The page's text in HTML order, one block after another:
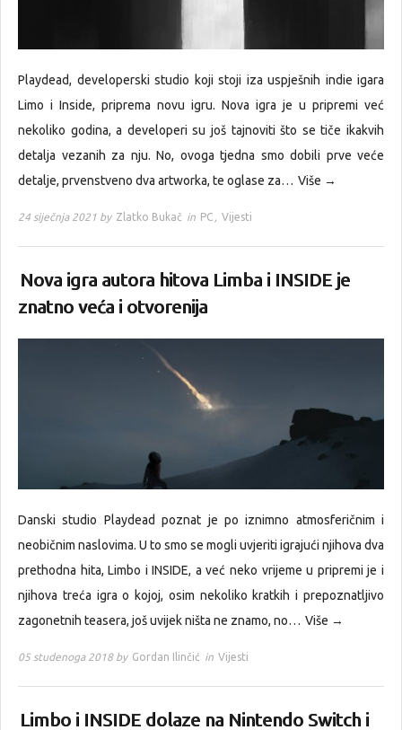
Playdead, developerski studio koji stoji iza uspješnih indie igara
Limo i Inside, priprema novu igru. Nova igra je u pripremi već
nekoliko godina, a developeri su još tajnoviti što se tiče ikakvih
detalja vezanih za nju. No, ovoga tjedna smo dobili prve veće
detalje, prvenstveno dva artworka, te oglase za… Više →
24 siječnja 2021 by Zlatko Bukač in PC , Vijesti
Nova igra autora hitova Limba i INSIDE je
znatno veća i otvorenija
Danski studio Playdead poznat je po iznimno atmosferičnim i
neobičnim naslovima. U to smo se mogli uvjeriti igrajući njihova dva
prethodna hita, Limbo i INSIDE, a već neko vrijeme u pripremi je i
njihova treća igra o kojoj, osim nekoliko kratkih i prepoznatljivo
zagonetnih teasera, još uvijek ništa ne znamo, no… Više →
05 studenoga 2018 by Gordan Ilinčić in Vijesti
Limbo i INSIDE dolaze na Nintendo Switch i